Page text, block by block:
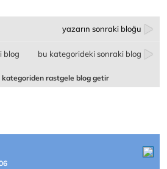
yazarın sonraki bloğu
blog bu kategorideki sonraki blog
kategoriden rastgele blog getir